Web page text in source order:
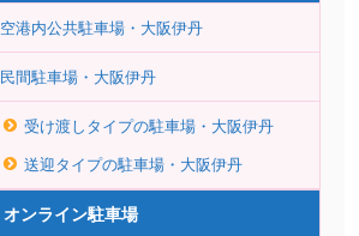
空港内公共駐車場・大阪伊丹
民間駐車場・大阪伊丹
受け渡しタイプの駐車場・大阪伊丹
送迎タイプの駐車場・大阪伊丹
オンライン駐車場